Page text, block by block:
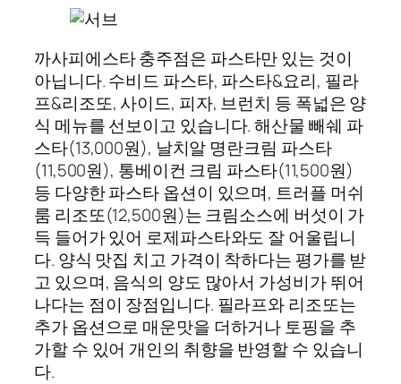
까사피에스타 충주점은 파스타만 있는 것이
아닙니다. 수비드 파스타, 파스타&요리, 필라
프&리조또, 사이드, 피자, 브런치 등 폭넓은 양
식 메뉴를 선보이고 있습니다. 해산물 빼쉐 파
스타(13,000원), 날치알 명란크림 파스타
(11,500원), 통베이컨 크림 파스타(11,500원)
등 다양한 파스타 옵션이 있으며, 트러플 머쉬
룸 리조또(12,500원)는 크림소스에 버섯이 가
득 들어가 있어 로제파스타와도 잘 어울립니
다. 양식 맛집 치고 가격이 착하다는 평가를 받
고 있으며, 음식의 양도 많아서 가성비가 뛰어
나다는 점이 장점입니다. 필라프와 리조또는
추가 옵션으로 매운맛을 더하거나 토핑을 추
가할 수 있어 개인의 취향을 반영할 수 있습니
다.